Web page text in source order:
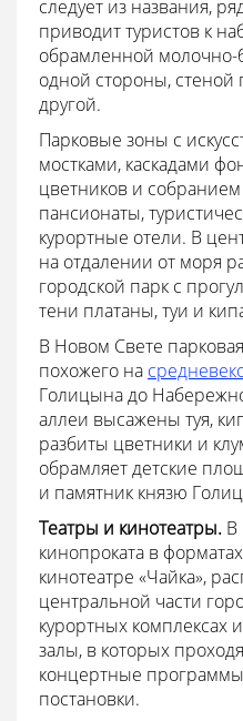
следует из названия,
приводит туристов к
обрамленной молочно-
одной стороны, стеной
другой.
Парковые зоны с
мостками, каскадами
цветников и
пансионаты,
курортные отели. В
на отдалении от моря
городской парк с
тени платаны, туи и
В Новом Свете
похожего на
Голицына до
аллеи высажены туя,
разбиты цветники и
обрамляет детские
и памятник князю
Театры и кинотеатры. В
кинопроката в
кинотеатре «Чайка»,
центральной части
курортных комплексах
залы, в которых
концертные
постановки.